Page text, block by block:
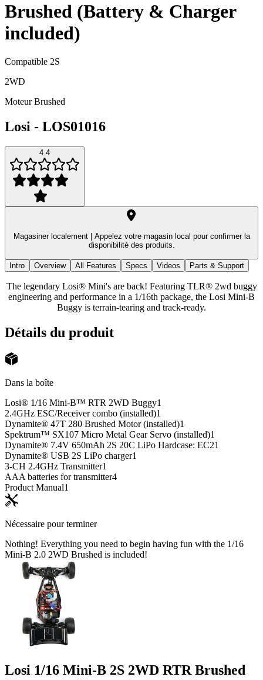
Brushed (Battery & Charger
included)
Compatible 2S
2WD
Moteur Brushed
Losi - LOS01016
4.4
Magasiner localement |
Appelez votre magasin local pour confirmer la
disponibilité des produits.
Intro Overview All Features Specs Videos Parts & Support
The legendary Losi® Mini's are back! Featuring TLR® 2wd buggy
engineering and performance in a 1/16th package, the Losi Mini-B
Buggy is terrain-tearing and track-ready.
Détails du produit
Dans la boîte
Losi® 1/16 Mini-B™ RTR 2WD Buggy1
2.4GHz ESC/Receiver combo (installed)1
Dynamite® 47T 280 Brushed Motor (installed)1
Spektrum™ SX107 Micro Metal Gear Servo (installed)1
Dynamite® 7.4V 650mAh 2S 20C LiPo Hardcase: EC21
Dynamite® USB 2S LiPo charger1
3-CH 2.4GHz Transmitter1
AAA batteries for transmitter4
Product Manual1
Nécessaire pour terminer
Nothing! Everything you need to begin having fun with the 1/16
Mini-B 2.0 2WD Brushed is included!
Losi 1/16 Mini-B 2S 2WD RTR Brushed